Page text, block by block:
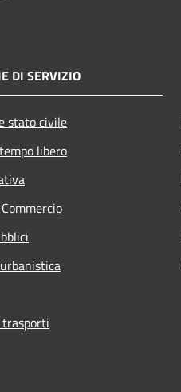
DI SERVIZIO
stato civile
libero